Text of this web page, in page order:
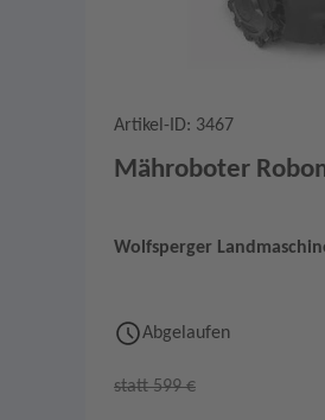
Artikel-ID: 3467
Mähroboter
Wolfsperger
Abgelaufen
statt 599 €